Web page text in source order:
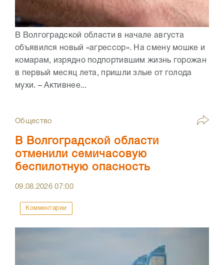
В Волгоградской области в начале августа
объявился новый «агрессор». На смену мошке и
комарам, изрядно подпортившим жизнь горожан
в первый месяц лета, пришли злые от голода
мухи. – Активнее...
Общество
В Волгоградской области
отменили семичасовую
беспилотную опасность
09.08.202607:00
Комментарии